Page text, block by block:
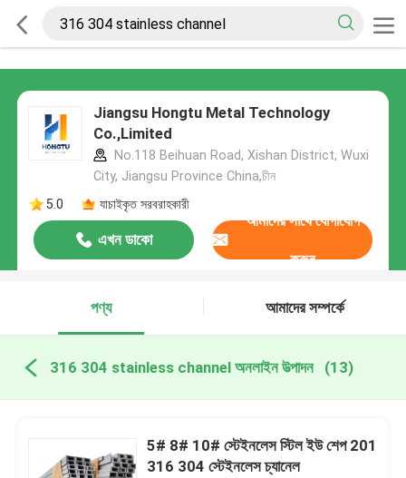
Jiangsu Hongtu Metal Technology
Co.,Limited
No.118 Beihuan Road, Xishan District, Wuxi
City, Jiangsu Province China,চীন
5.0
যাচাইকৃত সরবরাহকারী
এখন ডাকো
আমাদের সাথে যোগাযোগ
করুন
পণ্য আমাদের সম্পর্কে
316 304 stainless channel অনলাইন উত্পাদন (13)
5# 8# 10# স্টেইনলেস স্টিল ইউ শেপ 201
316 304 স্টেইনলেস চ্যানেল